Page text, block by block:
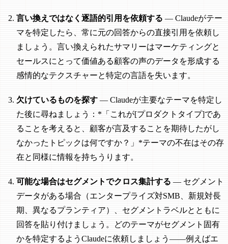
言い換えではなく逐語的引用を依頼する — Claudeがテー
マを特定したら、常に元の回答からの直接引用を依頼し
ましょう。言い換えられたサマリーはマーケティングと
セールスにとって価値ある顧客の声のデータを形成する
感情的なテクスチャーと特定の言語を失います。
欠けているものを探す— Claudeが主要なテーマを特定し
た後に尋ねましょう：*「これが[プロダクトタイプ]であ
ることを考えると、顧客が言及することを期待したがし
なかったトピックは何ですか？」*テーマの不在はその存
在と同様に情報を持ちうります。
可能な場合はセグメントでクロス集計する — セグメント
データがある場合（エンタープライズ対SMB、新規対長
期、異なるプランティア）、セグメントラベルとともに
回答を貼り付けましょう。どのテーマがセグメント固有
かを特定するようClaudeに依頼しましょう——例えばエ